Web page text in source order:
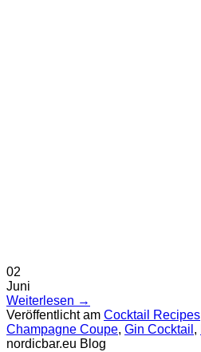
02
Juni
Weiterlesen →
Veröffentlicht am Cocktail Recipes
Champagne Coupe, Gin Cocktail ,
nordicbar.eu Blog